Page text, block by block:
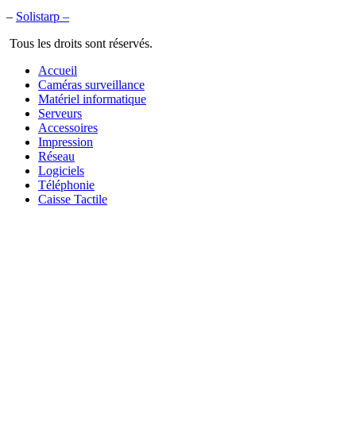
– Solistarp –
Tous les droits sont réservés.
Accueil
Caméras surveillance
Matériel informatique
Serveurs
Accessoires
Impression
Réseau
Logiciels
Téléphonie
Caisse Tactile